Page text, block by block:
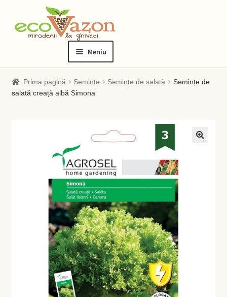
Sari
Sari
Meniu
Contul meu
Checkout
Prima pagină Semințe Semințe de salată
Semințe de
salată creață albă Simona